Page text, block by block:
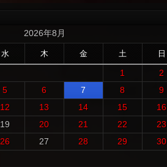
2026年8月
水 木 金 土 日
1
2
5 6 7 8
9
12 13 14 15
16
19 20 21 22
23
26 27 28 29
30